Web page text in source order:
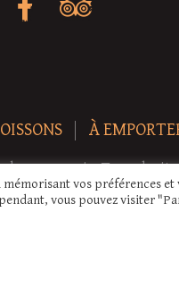
À
ecurie. Tous droits
vos préférences et
vous pouvez visiter